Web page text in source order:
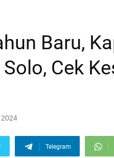
Baru,
Cek
Telegram